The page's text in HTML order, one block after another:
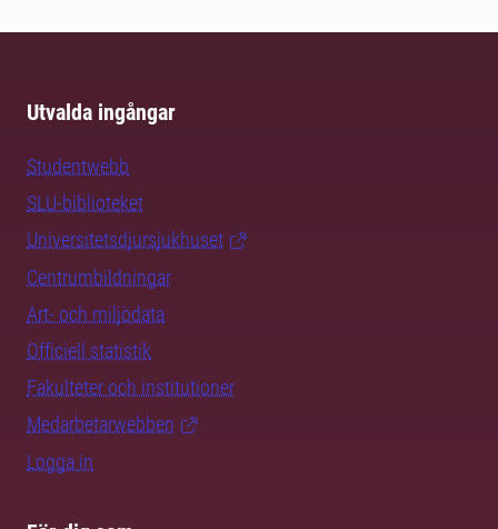
Utvalda ingångar
Studentwebb
SLU-biblioteket
Universitetsdjursjukhuset
Centrumbildningar
Art- och miljödata
Officiell statistik
Fakulteter och institutioner
Medarbetarwebben
Logga in